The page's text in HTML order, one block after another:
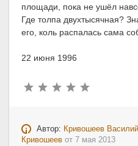
площади, пока не ушёл
Где толпа двухтысячная?
его, коль распалась сама
22 июня 1996
Автор: Кривошеев Василий
Кривошеев от 7 мая 2013